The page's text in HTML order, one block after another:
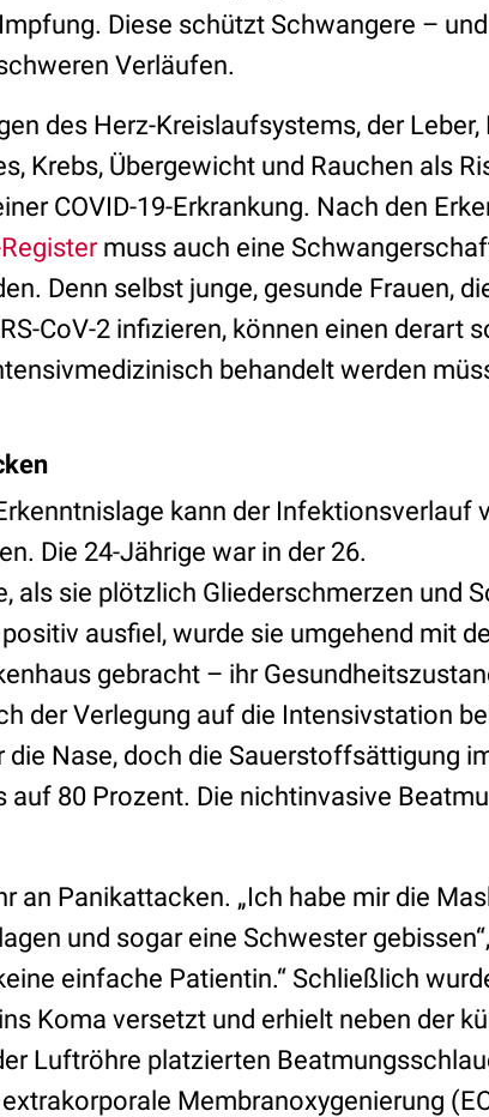
Diese schützt Schwangere –
Verläufen.
des Herz-Kreislaufsystems, der Leber,
Krebs, Übergewicht und Rauchen als
COVID-19-Erkrankung. Nach den
muss auch eine
Denn selbst junge, gesunde Frauen,
CoV-2 infizieren, können einen derart
behandelt werden
kann der Infektionsverlauf
Die 24-Jährige war in der 26.
als sie plötzlich Gliederschmerzen und
ausfiel, wurde sie umgehend mit
gebracht – ihr
der Verlegung auf die Intensivstation
Nase, doch die Sauerstoffsättigung
auf 80 Prozent. Die nichtinvasive
an Panikattacken. „Ich habe mir die
und sogar eine Schwester
einfache Patientin.“ Schließlich
Koma versetzt und erhielt neben der
Luftröhre platzierten
Membranoxygenierung